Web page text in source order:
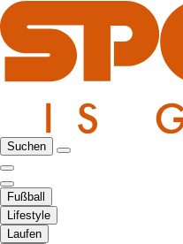
Suchen
Fußball
Lifestyle
Laufen